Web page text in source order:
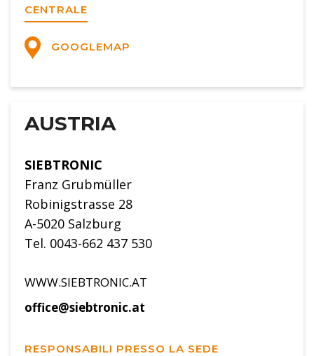
CENTRALE
GOOGLEMAP
AUSTRIA
SIEBTRONIC
Franz Grubmüller
Robinigstrasse 28
A-5020 Salzburg
Tel. 0043-662 437 530
WWW.SIEBTRONIC.AT
office@siebtronic.at
RESPONSABILI PRESSO LA SEDE